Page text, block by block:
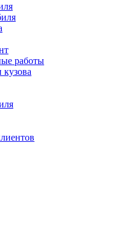
работы
кузова